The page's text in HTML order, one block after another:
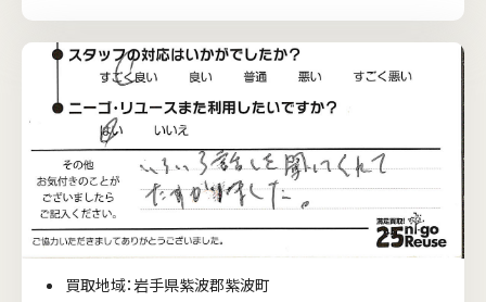
買取地域：岩手県紫波郡紫波町